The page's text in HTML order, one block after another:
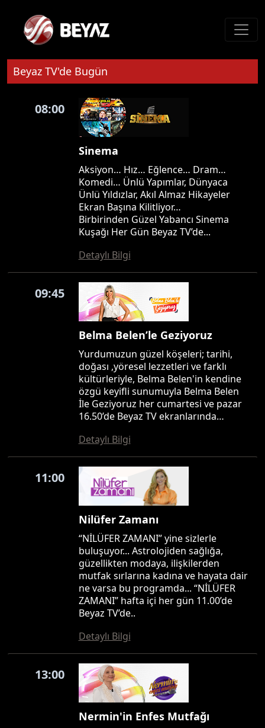
Beyaz TV'de Bugün
08:00
Sinema
Aksiyon… Hız… Eğlence… Dram…
Komedi… Ünlü Yapımlar, Dünyaca
Ünlü Yıldızlar, Akıl Almaz Hikayeler
Ekran Başına Kilitliyor…
Birbirinden Güzel Yabancı Sinema
Kuşağı Her Gün Beyaz TV’de...
Detaylı Bilgi
09:45
Belma Belen’le Geziyoruz
Yurdumuzun güzel köşeleri; tarihi,
doğası ,yöresel lezzetleri ve farklı
kültürleriyle, Belma Belen'in kendine
özgü keyifli sunumuyla Belma Belen
İle Geziyoruz her cumartesi ve pazar
16.50’de Beyaz TV ekranlarında…
Detaylı Bilgi
11:00
Nilüfer Zamanı
“NİLÜFER ZAMANI” yine sizlerle
buluşuyor... Astrolojiden sağlığa,
güzellikten modaya, ilişkilerden
mutfak sırlarına kadına ve hayata dair
ne varsa bu programda... “NİLÜFER
ZAMANI” hafta içi her gün 11.00’de
Beyaz TV’de..
Detaylı Bilgi
13:00
Nermin'in Enfes Mutfağı